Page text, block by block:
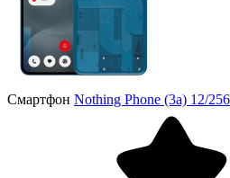
Смартфон Nothing Phone (3a) 12/